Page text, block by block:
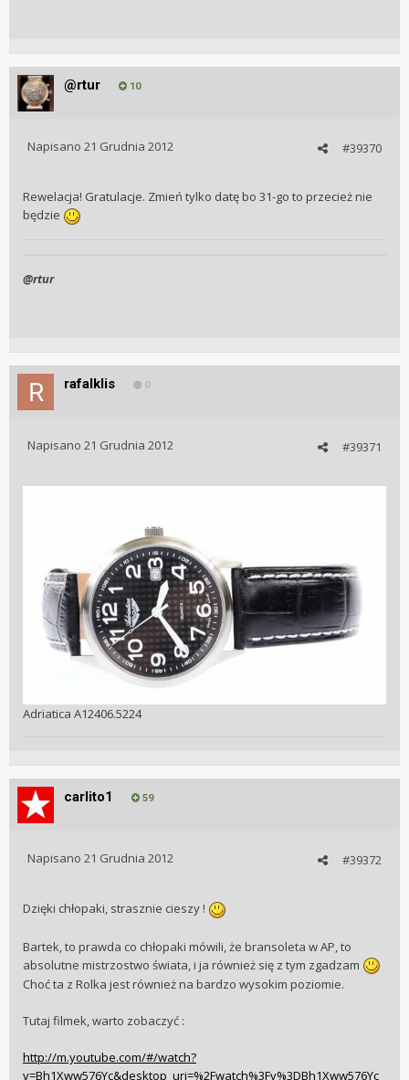
@rtur 10
#39370
Napisano 21 Grudnia 2012
Rewelacja! Gratulacje. Zmień tylko datę bo 31-go to przecież nie
będzie
@rtur
rafalklis 0
#39371
Napisano 21 Grudnia 2012
Adriatica A12406.5224
carlito1 59
#39372
Napisano 21 Grudnia 2012
Dzięki chłopaki, strasznie cieszy !
Bartek, to prawda co chłopaki mówili, że bransoleta w AP, to
absolutne mistrzostwo świata, i ja również się z tym zgadzam
Choć ta z Rolka jest również na bardzo wysokim poziomie.
Tutaj filmek, warto zobaczyć :
http://m.youtube.com/#/watch?
v=Bh1Xww576Yc&desktop_uri=%2Fwatch%3Fv%3DBh1Xww576Yc